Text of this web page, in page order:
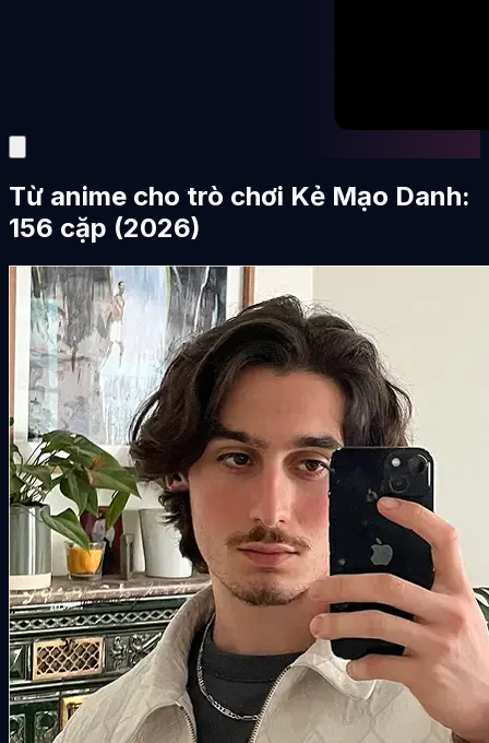
Từ anime cho trò chơi Kẻ Mạo Danh:
156 cặp (2026)